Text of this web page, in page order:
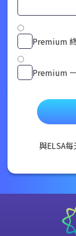
Premium
Premium
與ELSA